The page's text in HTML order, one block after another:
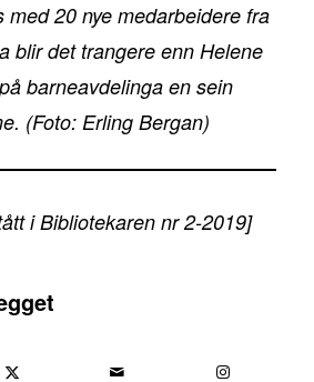
med 20 nye medarbeidere fra
blir det trangere enn Helene
barneavdelinga en sein
(Foto: Erling Bergan)
i Bibliotekaren nr 2-2019]